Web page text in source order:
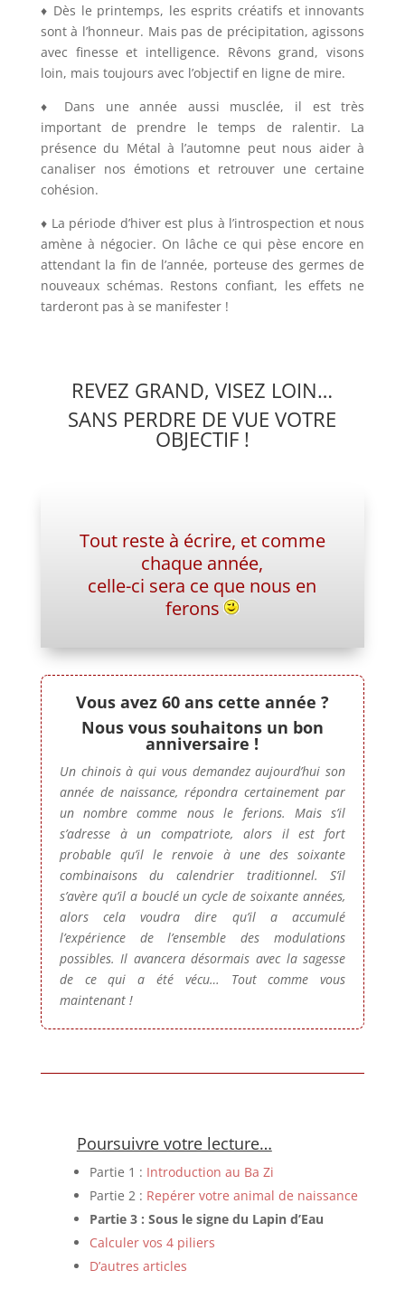
♦ Dès le printemps, les esprits créatifs et innovants
sont à l’honneur. Mais pas de précipitation, agissons
avec finesse et intelligence. Rêvons grand, visons
loin, mais toujours avec l’objectif en ligne de mire.
♦ Dans une année aussi musclée, il est très
important de prendre le temps de ralentir. La
présence du Métal à l’automne peut nous aider à
canaliser nos émotions et retrouver une certaine
cohésion.
♦ La période d’hiver est plus à l’introspection et nous
amène à négocier. On lâche ce qui pèse encore en
attendant la fin de l’année, porteuse des germes de
nouveaux schémas. Restons confiant, les effets ne
tarderont pas à se manifester !
REVEZ GRAND, VISEZ LOIN…
SANS PERDRE DE VUE VOTRE
OBJECTIF !
Tout reste à écrire, et comme
chaque année,
celle-ci sera ce que nous en
ferons
Vous avez 60 ans cette année ?
Nous vous souhaitons un bon
anniversaire !
Un chinois à qui vous demandez aujourd’hui son
année de naissance, répondra certainement par
un nombre comme nous le ferions. Mais s’il
s’adresse à un compatriote, alors il est fort
probable qu’il le renvoie à une des soixante
combinaisons du calendrier traditionnel. S’il
s’avère qu’il a bouclé un cycle de soixante années,
alors cela voudra dire qu’il a accumulé
l’expérience de l’ensemble des modulations
possibles. Il avancera désormais avec la sagesse
de ce qui a été vécu… Tout comme vous
maintenant !
Poursuivre votre lecture…
Partie 1 : Introduction au Ba Zi
Partie 2 : Repérer votre animal de naissance
Partie 3 : Sous le signe du Lapin d’Eau
Calculer vos 4 piliers
D’autres articles